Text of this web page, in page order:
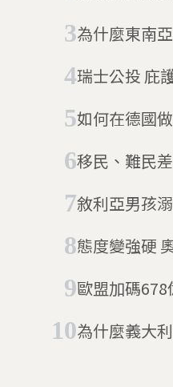
為什麼東南
瑞士公投 庇
如何在德國
移民、難民
敘利亞男孩溺死後
態度變強硬
歐盟加碼
為什麼義大